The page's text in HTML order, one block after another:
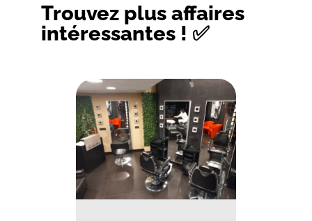
Trouvez plus affaires
intéressantes ! ✅